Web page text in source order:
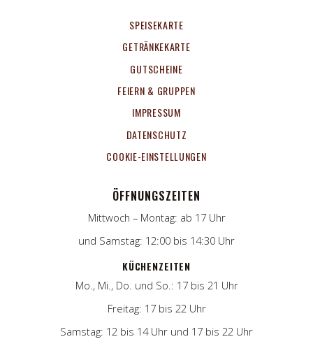
SPEISEKARTE
GETRÄNKEKARTE
GUTSCHEINE
FEIERN & GRUPPEN
IMPRESSUM
DATENSCHUTZ
COOKIE-EINSTELLUNGEN
ÖFFNUNGSZEITEN
Mittwoch – Montag: ab 17 Uhr
und Samstag: 12:00 bis 14:30 Uhr
KÜCHENZEITEN
Mo., Mi., Do. und So.: 17 bis 21 Uhr
Freitag: 17 bis 22 Uhr
Samstag: 12 bis 14 Uhr und 17 bis 22 Uhr